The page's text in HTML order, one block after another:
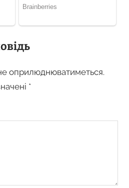
оприлюднюватиметься.
*